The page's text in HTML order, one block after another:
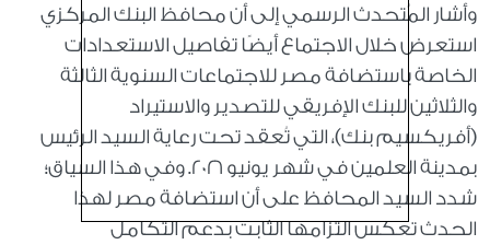
وأشار المُتحدث الرسمي إلى أن محافظ البنك المركزي
استعرض خلال الاجتماع أيضًا تفاصيل الاستعدادات
الخاصة باستضافة مصر للاجتماعات السنوية الثالثة
والثلاثين للبنك الإفريقي للتصدير والاستيراد
(أفريكسيم بنك)، التي تُعقد تحت رعاية السيد الرئيس
بمدينة العلمين في شهر يونيو ٢٠٢٦. وفي هذا السياق؛
شدد السيد المحافظ على أن استضافة مصر لهذا
الحدث تعكس التزامها الثابت بدعم التكامل